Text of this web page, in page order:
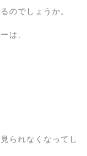
のでしょうか。
は、
られなくなってし